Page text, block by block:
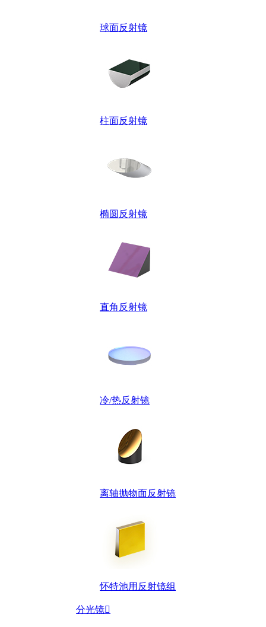
球面反射镜
柱面反射镜
椭圆反射镜
直角反射镜
冷/热反射镜
离轴抛物面反射镜
怀特池用反射镜组
分光镜